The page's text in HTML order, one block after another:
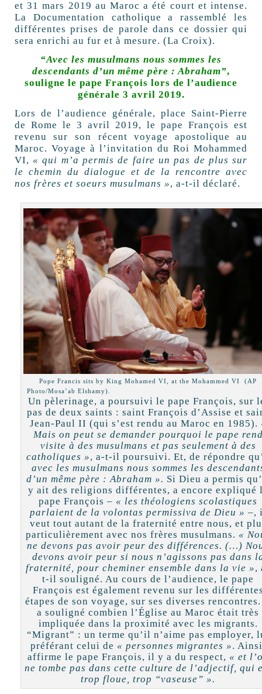
et 31 mars 2019 au Maroc a été court et intense.
La Documentation catholique a rassemblé les
différentes prises de parole dans ce dossier qui
sera enrichi au fur et à mesure. (La Croix).
“Avec les musulmans nous sommes les
descendants d’un même père : Abraham”,
souligne le pape François lors de l’audience
générale 3 avril 2019.
Lors de l’audience générale, place Saint-Pierre
de Rome le 3 avril 2019, le pape François est
revenu sur son récent voyage apostolique au
Maroc. Voyage à l’invitation du Roi Mohammed
VI, « qui m’a permis de faire un pas de plus sur
le chemin du dialogue et de la rencontre avec
nos frères et soeurs musulmans », a-t-il déclaré.
Pope Francis sits by King Mohamed VI, at the Mohammed VI (AP
Photo/Mosa’ab
Un pèlerinage, a poursuivi le pape François, sur
pas de deux saints : saint François d’Assise et
Jean-Paul II (qui s’est rendu au Maroc en 1985).
Mais on peut se demander pourquoi le pape
visite à des musulmans et pas seulement à des
catholiques », a-t-il poursuivi. Et, de répondre
avec les musulmans nous sommes les
d’un même père : Abraham ». Si Dieu a permis
y ait des religions différentes, a encore expliqué
pape François – « les théologiens scolastiques
parlaient de la volontas permissiva de Dieu » –,
veut tout autant de la fraternité entre nous, et
particulièrement avec nos frères musulmans. «
ne devons pas avoir peur des différences. (…)
devons avoir peur si nous n’agissons pas dans
fraternité, pour cheminer ensemble dans la vie »,
t-il souligné. Au cours de l’audience, le pape
François est également revenu sur les
étapes de son voyage, sur ses diverses
a souligné combien l’Église au Maroc était très
impliquée dans la proximité avec les migrants.
“Migrant” : un terme qu’il n’aime pas employer,
préférant celui de « personnes migrantes ».
affirme le pape François, il y a du respect, « et
ne tombe pas dans cette culture de l’adjectif, qui
trop floue, trop “vaseuse” ».